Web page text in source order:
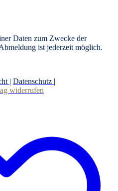
Daten zum Zwecke der
ist jederzeit möglich.
| Datenschutz |
widerrufen